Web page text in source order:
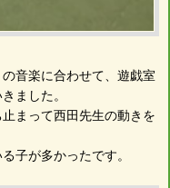
音楽に合わせて、遊戯室
ました。
まって西田先生の動きを
子が多かったです。